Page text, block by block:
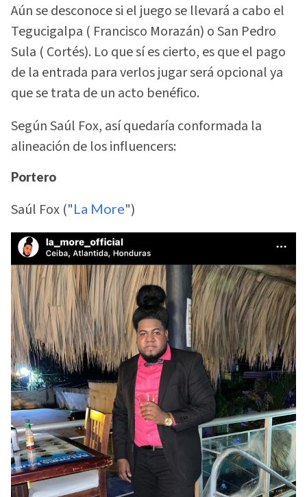
Aún se desconoce si el juego se llevará a cabo el
Tegucigalpa ( Francisco Morazán) o San Pedro
Sula ( Cortés). Lo que sí es cierto, es que el pago
de la entrada para verlos jugar será opcional ya
que se trata de un acto benéfico.
Según Saúl Fox, así quedaría conformada la
alineación de los influencers:
Portero
Saúl Fox ("La More")